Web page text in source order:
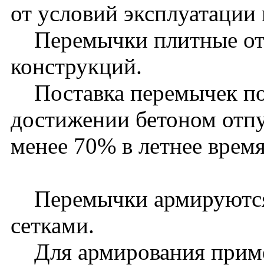
от условий
Перемычки плитные
конструкций.
Поставка перемычек
достижении бетоном
менее 70% в летнее
Перемычки
сетками.
Для армирования